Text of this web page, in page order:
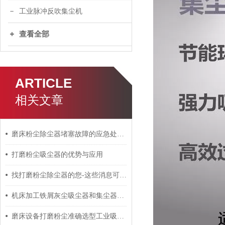
工业脉冲反吹集尘机
查看全部
ARTICLE
相关文章
磨床粉尘除尘器堵塞故障的应急处理与预防措施
打磨粉尘吸尘器的优势与应用
找打磨粉尘除尘器的您-这些消息可以了解一下
机床加工铁屑灰尘吸尘器和集尘器的区别
磨床设备打磨粉尘准确选型工业吸尘器工业集尘器参数和外型尺寸